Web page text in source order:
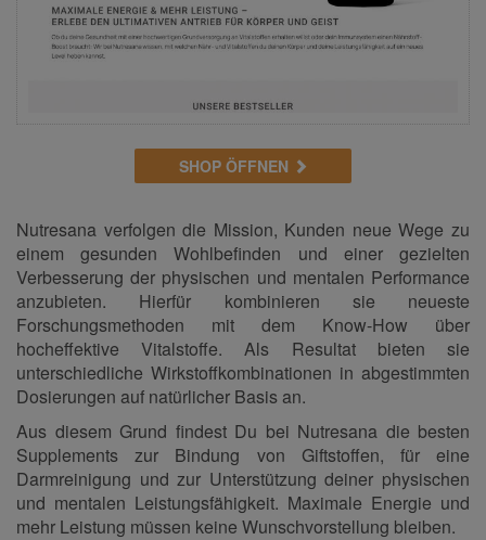
SHOP ÖFFNEN
Nutresana verfolgen die Mission, Kunden neue Wege zu
einem gesunden Wohlbefinden und einer gezielten
Verbesserung der physischen und mentalen Performance
anzubieten. Hierfür kombinieren sie neueste
Forschungsmethoden mit dem Know-How über
hocheffektive Vitalstoffe. Als Resultat bieten sie
unterschiedliche Wirkstoffkombinationen in abgestimmten
Dosierungen auf natürlicher Basis an.
Aus diesem Grund findest Du bei Nutresana die besten
Supplements zur Bindung von Giftstoffen, für eine
Darmreinigung und zur Unterstützung deiner physischen
und mentalen Leistungsfähigkeit. Maximale Energie und
mehr Leistung müssen keine Wunschvorstellung bleiben.